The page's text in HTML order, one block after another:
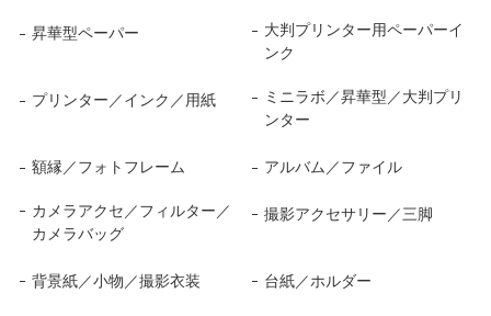
昇華型ペーパー
大判プリンター用ペーパーイ
ンク
プリンター／インク／用紙
ミニラボ／昇華型／大判プリ
ンター
額縁／フォトフレーム アルバム／ファイル
カメラアクセ／フィルター／
カメラバッグ
撮影アクセサリー／三脚
背景紙／小物／撮影衣装 台紙／ホルダー